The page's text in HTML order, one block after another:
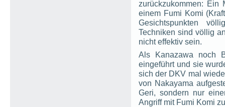
zurückzukommen: Ein
einem Fumi Komi
Gesichtspunkten
Techniken sind völlig
nicht effektiv sein.
Als Kanazawa noch
eingeführt und sie
sich der DKV mal
von Nakayama
Geri, sondern nur
Angriff mit Fumi Komi